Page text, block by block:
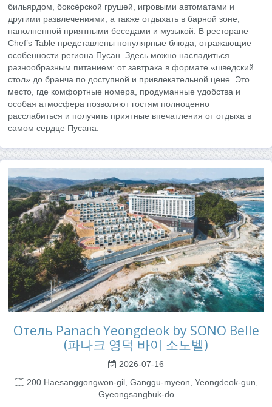
бильярдом, боксёрской грушей, игровыми автоматами и
другими развлечениями, а также отдыхать в барной зоне,
наполненной приятными беседами и музыкой. В ресторане
Chef’s Table представлены популярные блюда, отражающие
особенности региона Пусан. Здесь можно насладиться
разнообразным питанием: от завтрака в формате «шведский
стол» до бранча по доступной и привлекательной цене. Это
место, где комфортные номера, продуманные удобства и
особая атмосфера позволяют гостям полноценно
расслабиться и получить приятные впечатления от отдыха в
самом сердце Пусана.
Отель Panach Yeongdeok by SONO Belle
(파나크 영덕 바이 소노벨)
2026-07-16
200 Haesanggongwon-gil, Ganggu-myeon, Yeongdeok-gun,
Gyeongsangbuk-do